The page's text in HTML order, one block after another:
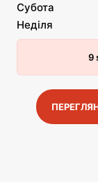
Субота
Неділя
9